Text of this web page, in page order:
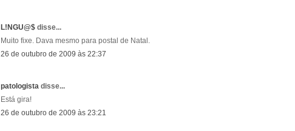
L!NGU@$ disse...
Muito fixe. Dava mesmo para postal de Natal.
26 de outubro de 2009 às 22:37
patologista disse...
Está gira!
26 de outubro de 2009 às 23:21